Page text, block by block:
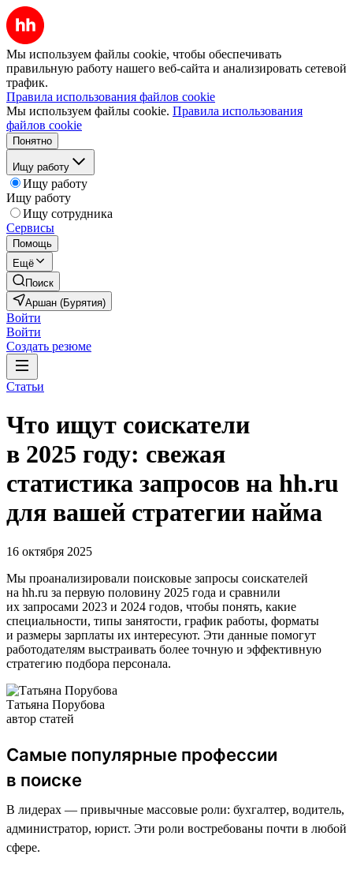
Мы используем файлы cookie, чтобы обеспечивать
правильную работу нашего веб-сайта и анализировать сетевой
трафик.
Правила использования файлов cookie
Мы используем файлы cookie. Правила использования
файлов cookie
Понятно
Ищу работу
Ищу работу
Ищу работу
Ищу сотрудника
Сервисы
Помощь
Ещё
Поиск
Аршан (Бурятия)
Войти
Войти
Создать резюме
Статьи
Что ищут соискатели
в 2025 году: свежая
статистика запросов на hh.ru
для вашей стратегии найма
16 октября 2025
Мы проанализировали поисковые запросы соискателей
на hh.ru за первую половину 2025 года и сравнили
их запросами 2023 и 2024 годов, чтобы понять, какие
специальности, типы занятости, график работы, форматы
и размеры зарплаты их интересуют. Эти данные помогут
работодателям выстраивать более точную и эффективную
стратегию подбора персонала.
Татьяна Порубова
автор статей
Самые популярные профессии
в поиске
В лидерах — привычные массовые роли: бухгалтер, водитель,
администратор, юрист. Эти роли востребованы почти в любой
сфере.